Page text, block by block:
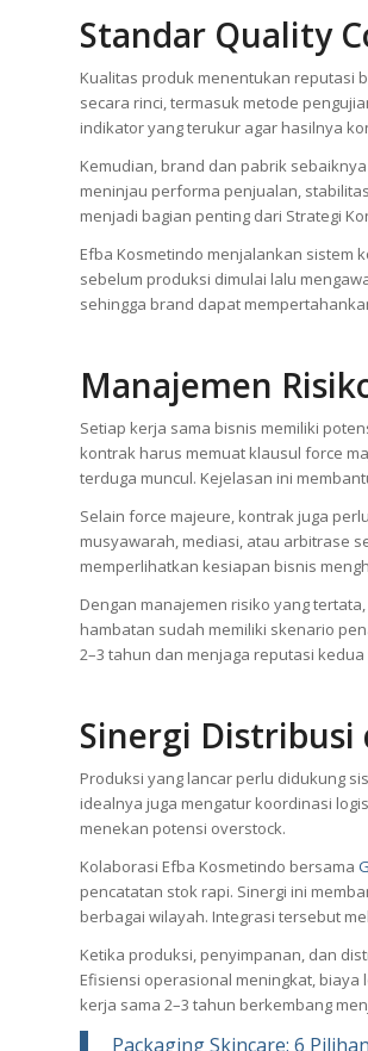
Standar Quality
Kualitas produk menentukan reputasi
secara rinci, termasuk metode
indikator yang terukur agar hasilnya
Kemudian, brand dan pabrik
meninjau performa penjualan,
menjadi bagian penting dari Strategi
Efba Kosmetindo menjalankan sistem
sebelum produksi dimulai lalu
sehingga brand dapat
Manajemen
Setiap kerja sama bisnis memiliki
kontrak harus memuat klausul force
terduga muncul. Kejelasan ini
Selain force majeure, kontrak juga
musyawarah, mediasi, atau arbitrase
memperlihatkan kesiapan bisnis
Dengan manajemen risiko yang
hambatan sudah memiliki skenario
2–3 tahun dan menjaga reputasi
Sinergi Distribusi
Produksi yang lancar perlu didukung
idealnya juga mengatur koordinasi
menekan potensi overstock.
Kolaborasi Efba Kosmetindo bersama
pencatatan stok rapi. Sinergi ini
berbagai wilayah. Integrasi tersebut
Ketika produksi, penyimpanan, dan
Efisiensi operasional meningkat,
kerja sama 2–3 tahun berkembang
Packaging Skincare: 6